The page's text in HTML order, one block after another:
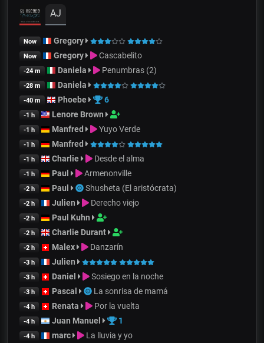
AJ
Now Gregory
Now Gregory Cascabelito
-24 m Daniela Penumbras (2)
-28 m Daniela
-40 m Phoebe 6
-1 h Lenore Brown
-1 h Manfred Yuyo Verde
-1 h Manfred
-1 h Charlie Desde el alma
-1 h Paul Armenonville
-2 h Paul Shusheta (El aristócrata)
-2 h Julien Derecho viejo
-2 h Paul Kuhn
-2 h Charlie Durant
-2 h Malex Danzarín
-3 h Julien
-3 h Daniel Sosiego en la noche
-3 h Pascal La sonrisa de mamá
-4 h Renata Por la vuelta
-4 h Juan Manuel 1
-4 h marc La lluvia y yo